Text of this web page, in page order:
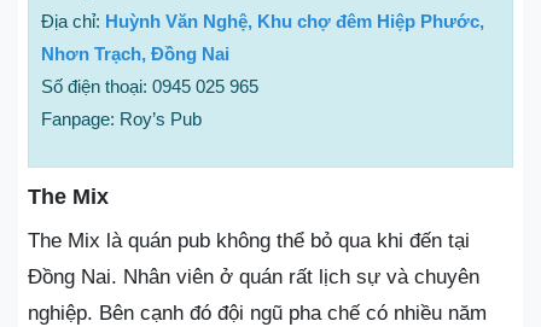
Địa chỉ: Huỳnh Văn Nghệ, Khu chợ đêm Hiệp Phước,
Nhơn Trạch, Đồng Nai
Số điện thoại: 0945 025 965
Fanpage: Roy’s Pub
The Mix
The Mix là quán pub không thể bỏ qua khi đến tại
Đồng Nai. Nhân viên ở quán rất lịch sự và chuyên
nghiệp. Bên cạnh đó đội ngũ pha chế có nhiều năm